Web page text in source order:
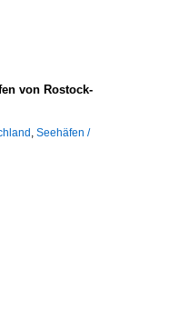
von Rostock-
, Seehäfen /